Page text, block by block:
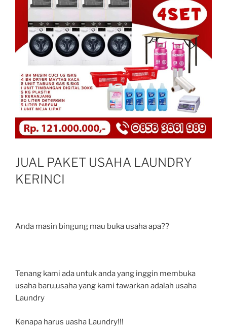
JUAL PAKET USAHA LAUNDRY
KERINCI
Anda masin bingung mau buka usaha apa??
Tenang kami ada untuk anda yang inggin membuka
usaha baru,usaha yang kami tawarkan adalah usaha
Laundry
Kenapa harus uasha Laundry!!!